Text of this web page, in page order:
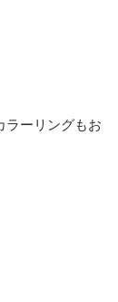
ラーリングもお